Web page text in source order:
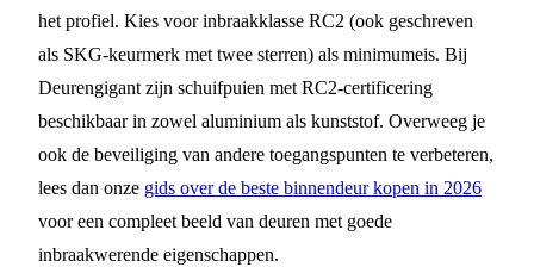
het profiel. Kies voor inbraakklasse RC2 (ook geschreven
als SKG-keurmerk met twee sterren) als minimumeis. Bij
Deurengigant zijn schuifpuien met RC2-certificering
beschikbaar in zowel aluminium als kunststof. Overweeg je
ook de beveiliging van andere toegangspunten te verbeteren,
lees dan onze gids over de beste binnendeur kopen in 2026
voor een compleet beeld van deuren met goede
inbraakwerende eigenschappen.